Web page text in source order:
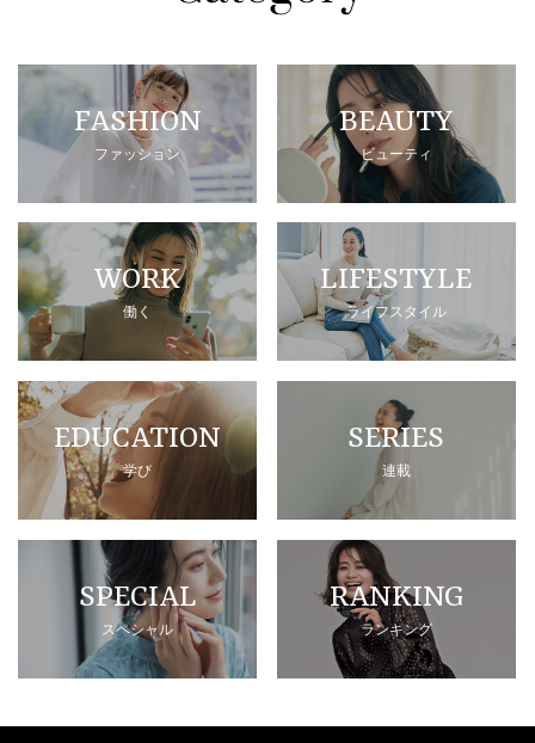
FASHION
ファッション
BEAUTY
ビューティ
WORK
働く
LIFESTYLE
ライフスタイル
EDUCATION
学び
SERIES
連載
SPECIAL
スペシャル
RANKING
ランキング